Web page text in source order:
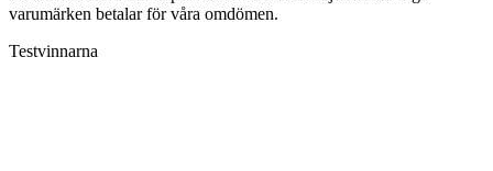
varumärken betalar för våra omdömen.
Testvinnarna